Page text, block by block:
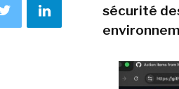
sécurité